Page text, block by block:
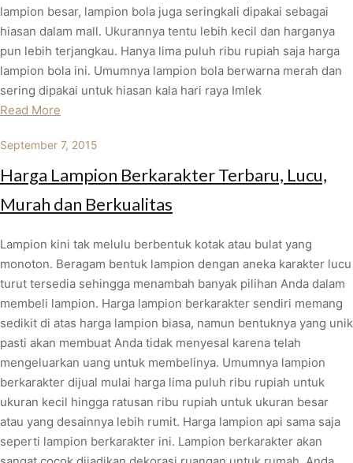
lampion besar, lampion bola juga seringkali dipakai sebagai
hiasan dalam mall. Ukurannya tentu lebih kecil dan harganya
pun lebih terjangkau. Hanya lima puluh ribu rupiah saja harga
lampion bola ini. Umumnya lampion bola berwarna merah dan
sering dipakai untuk hiasan kala hari raya Imlek
Read More
September 7, 2015
Harga Lampion Berkarakter Terbaru, Lucu,
Murah dan Berkualitas
Lampion kini tak melulu berbentuk kotak atau bulat yang
monoton. Beragam bentuk lampion dengan aneka karakter lucu
turut tersedia sehingga menambah banyak pilihan Anda dalam
membeli lampion. Harga lampion berkarakter sendiri memang
sedikit di atas harga lampion biasa, namun bentuknya yang unik
pasti akan membuat Anda tidak menyesal karena telah
mengeluarkan uang untuk membelinya. Umumnya lampion
berkarakter dijual mulai harga lima puluh ribu rupiah untuk
ukuran kecil hingga ratusan ribu rupiah untuk ukuran besar
atau yang desainnya lebih rumit. Harga lampion api sama saja
seperti lampion berkarakter ini. Lampion berkarakter akan